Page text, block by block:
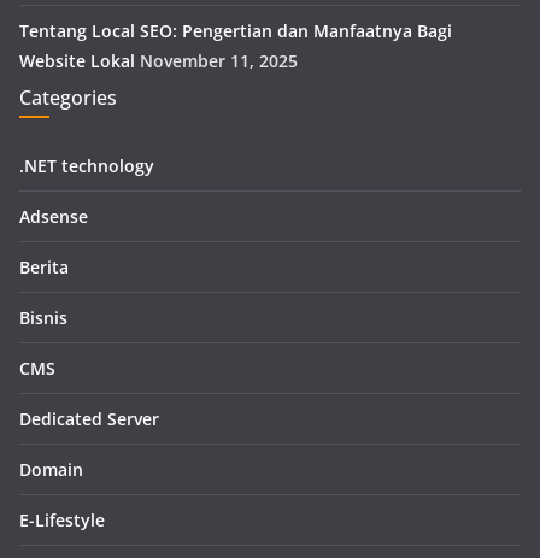
Tentang Local SEO: Pengertian dan Manfaatnya Bagi
Website Lokal November 11, 2025
Categories
.NET technology
Adsense
Berita
Bisnis
CMS
Dedicated Server
Domain
E-Lifestyle